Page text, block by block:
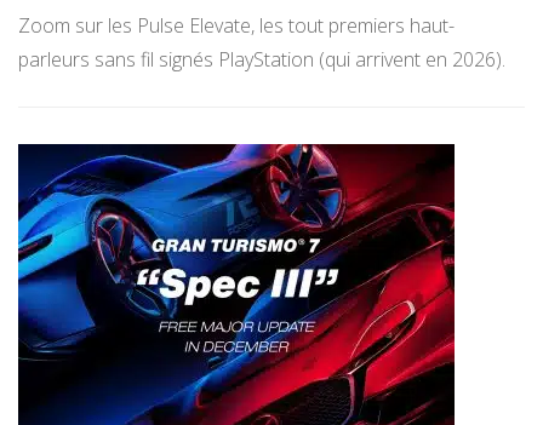
Zoom sur les Pulse Elevate, les tout premiers haut-
parleurs sans fil signés PlayStation (qui arrivent en 2026).